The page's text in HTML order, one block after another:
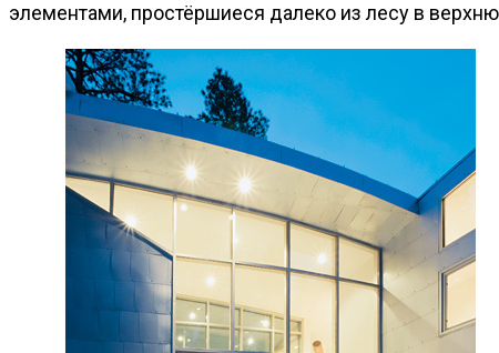
элементами, простёршиеся далеко из лесу в